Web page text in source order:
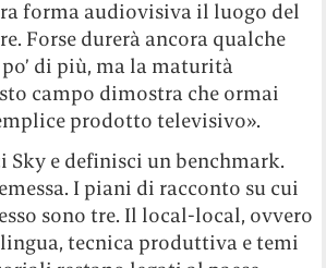
forma audiovisiva il luogo del
Forse durerà ancora qualche
di più, ma la maturità
campo dimostra che ormai
prodotto televisivo».
e definisci un benchmark.
I piani di racconto su cui
sono tre. Il local-local, ovvero
tecnica produttiva e temi